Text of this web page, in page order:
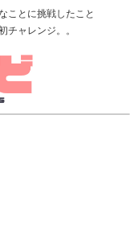
ことに挑戦したこと
チャレンジ。。